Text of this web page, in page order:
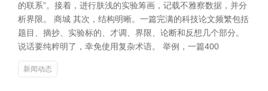
的联系”。接着，进行肤浅的实验筹画，记载不雅察数据，并分
析界限。 商城 其次，结构明晰。一篇完满的科技论文频繁包括
题目、摘抄、实验标的、才调、界限、论断和反想几个部分。
说话要纯粹明了，幸免使用复杂术语。 举例，一篇400
新闻动态